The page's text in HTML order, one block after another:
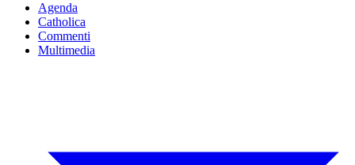
Agenda
Catholica
Commenti
Multimedia